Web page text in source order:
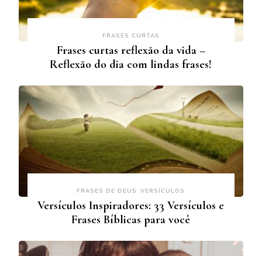
FRASES CURTAS
Frases curtas reflexão da vida –
Reflexão do dia com lindas frases!
FRASES DE DEUS VERSÍCULOS
Versículos Inspiradores: 33 Versículos e
Frases Bíblicas para você